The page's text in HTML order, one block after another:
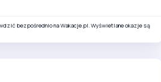
bezpośrednio na Wakacje.pl. Wyświetlane okazje są